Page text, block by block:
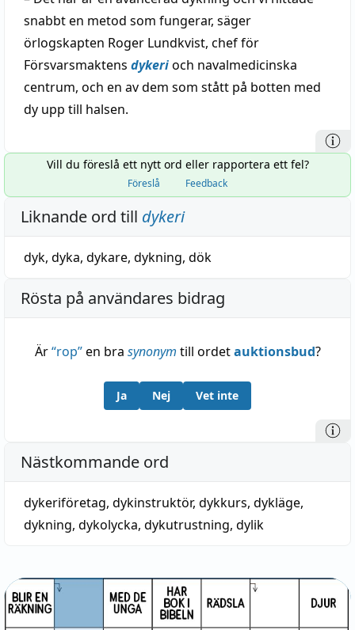
snabbt en metod som fungerar, säger
örlogskapten Roger Lundkvist, chef för
Försvarsmaktens dykerioch navalmedicinska
centrum, och en av dem som stått på botten med
dy upp till halsen.
Vill du föreslå ett nytt ord eller rapportera ett fel?
Föreslå Feedback
Liknande ord till dykeri
dyk, dyka, dykare, dykning, dök
Rösta på användares bidrag
Är“rop”en bra synonym till ordetauktionsbud?
Ja Nej Vet inte
Nästkommande ord
dykeriföretag, dykinstruktör, dykkurs, dykläge,
dykning, dykolycka, dykutrustning, dylik